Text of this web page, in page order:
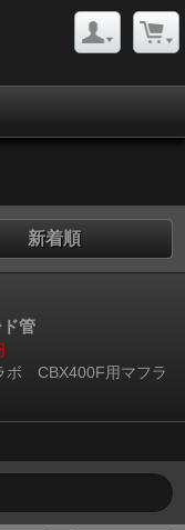
新着順
管
ボ CBX400F用マフラ